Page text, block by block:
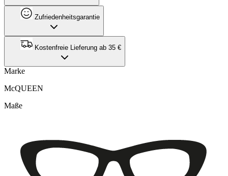
Zufriedenheitsgarantie
Kostenfreie Lieferung ab 35 €
Marke
McQUEEN
Maße